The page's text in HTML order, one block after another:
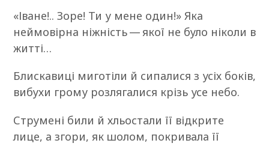
«Іване!.. Зоре! Ти у мене один!» Яка
неймовірна ніжність — якої не було ніколи в
житті…
Блискавиці миготіли й сипалися з усіх боків,
вибухи грому розлягалися крізь усе небо.
Струмені били й хльостали її відкрите
лице, а згори, як шолом, покривала її